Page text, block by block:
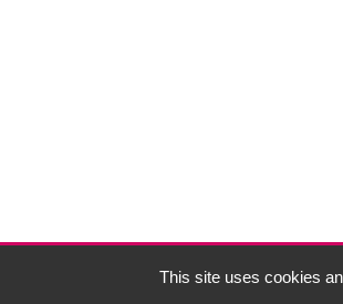
This site uses cookies